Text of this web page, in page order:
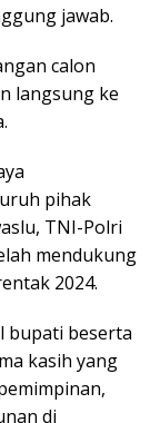
jawab.
calon
langsung ke
pihak
TNI-Polri
mendukung
2024.
bupati beserta
kasih yang
di